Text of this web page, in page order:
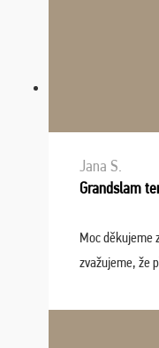
Jana S.
Grandslam
Moc děkujeme
zvažujeme, že